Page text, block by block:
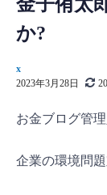
か?
x
2023年3月28日
お金ブログ管理
企業の環境問題